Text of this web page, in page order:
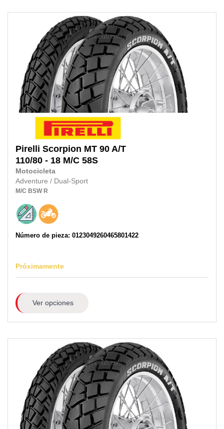
Pirelli Scorpion MT 90 A/T
110/80 - 18 M/C 58S
Motocicleta
Adventure / Dual-Sport
M/C BSW R
Número de pieza: 0123049260465801422
Próximamente
Ver opciones